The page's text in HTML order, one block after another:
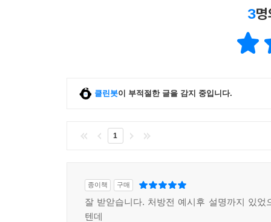
3
클린봇이 부적절한 글을 감지 중입니다.
1
종이책 구매
잘 받앋습니다. 처방전 예시후 설명까지 있었
텐데